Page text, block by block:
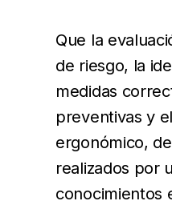
Que la
de riesgo, la
medidas
preventivas y
ergonómico,
realizados por
conocimientos